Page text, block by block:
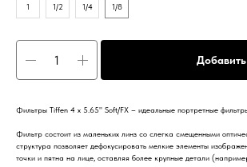
1 1/2 1/4 1/8
Добавить
Фильтры Tiffen 4 x 5.65" Soft/FX – идеальные портретные
Фильтр состоит из маленьких линз со слегка смещенными
структура позволяет дефокусировать мелкие элементы
точки и пятна на лице, оставляя более крупные детали